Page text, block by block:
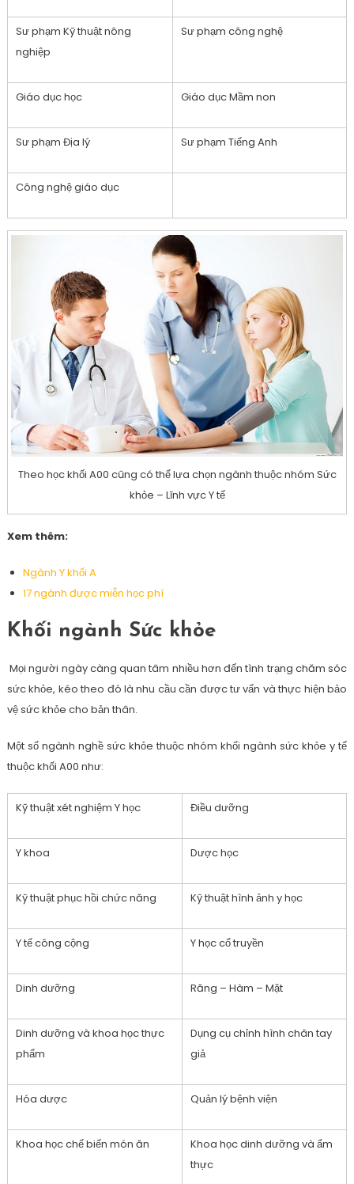
Sư phạm Kỹ thuật nông
nghiệp
Sư phạm công nghệ
Giáo dục học Giáo dục Mầm non
Sư phạm Địa lý Sư phạm Tiếng Anh
Công nghệ giáo dục
Theo học khối A00 cũng có thể lựa chọn ngành thuộc nhóm Sức
khỏe – Lĩnh vực Y tế
Xem thêm:
Ngành Y khối A
17 ngành được miễn học phí
Khối ngành Sức khỏe
Mọi người ngày càng quan tâm nhiều hơn đến tình trạng chăm sóc
sức khỏe, kéo theo đó là nhu cầu cần được tư vấn và thực hiện bảo
vệ sức khỏe cho bản thân.
Một số ngành nghề sức khỏe thuộc nhóm khối ngành sức khỏe y tế
thuộc khối A00 như:
Kỹ thuật xét nghiệm Y học Điều dưỡng
Y khoa Dược học
Kỹ thuật phục hồi chức năng Kỹ thuật hình ảnh y học
Y tế công cộng Y học cổ truyền
Dinh dưỡng Răng – Hàm – Mặt
Dinh dưỡng và khoa học thực
phẩm
Dụng cụ chỉnh hình chân tay
giả
Hóa dược Quản lý bệnh viện
Khoa học chế biến món ăn
Khoa học dinh dưỡng và ẩm
thực